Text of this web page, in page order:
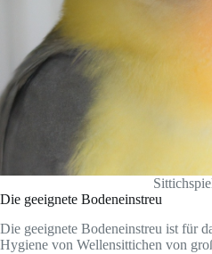
Die geeignete Bodeneinstreu
Die geeignete Bodeneinstreu ist für
Hygiene von Wellensittichen von